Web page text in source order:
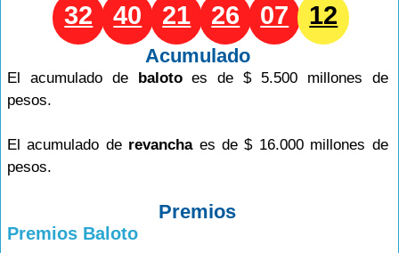
32 40 21 26 07 12
Acumulado
El acumulado de balotoes de $ 5.500 millones de
pesos.
El acumulado de revanchaes de $ 16.000 millones de
pesos.
Premios
Premios Baloto